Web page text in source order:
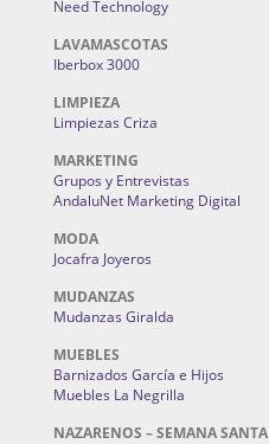
Need Technology
LAVAMASCOTAS
Iberbox 3000
LIMPIEZA
Limpiezas Criza
MARKETING
Grupos y Entrevistas
AndaluNet Marketing Digital
MODA
Jocafra Joyeros
MUDANZAS
Mudanzas Giralda
MUEBLES
Barnizados García e Hijos
Muebles La Negrilla
NAZARENOS – SEMANA SANTA